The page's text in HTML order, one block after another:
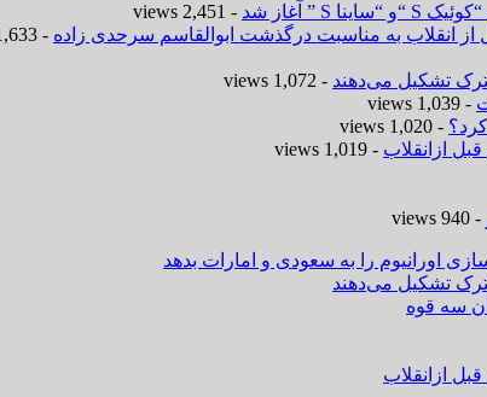
- 2,451 views
از انقلاب به مناسبت درگذشت ابوالقاسم سرحدی زاده - 1,633 views
تشکیل می‌دهند - 1,072 views
- 1,039 views
- 1,020 views
ازانقلاب - 1,019 views
- 940 views
اورانیوم را به سعودی و امارات بدهد
تشکیل می‌دهند
سه قوه
ازانقلاب